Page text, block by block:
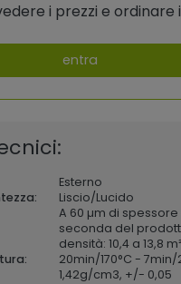
i prezzi e ordinare
entra
Esterno
Liscio/Lucido
A 60 µm di
seconda del
densità: 10,4 a 13,8 m²
20min/170°C - 7min/
1,42g/cm3, +/- 0,05